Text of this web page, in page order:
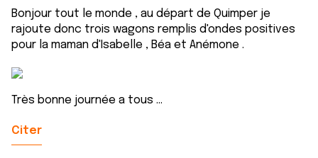
Bonjour tout le monde , au départ de Quimper je
rajoute donc trois wagons remplis d'ondes positives
pour la maman d'Isabelle , Béa et Anémone .
Très bonne journée a tous ...
Citer